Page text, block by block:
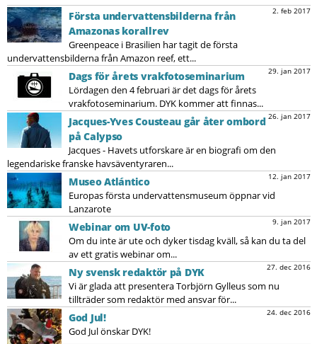
2. feb 2017
Första undervattensbilderna från
Amazonas korallrev
Greenpeace i Brasilien har tagit de första
undervattensbilderna från Amazon reef, ett...
29. jan 2017
Dags för årets vrakfotoseminarium
Lördagen den 4 februari är det dags för årets
vrakfotoseminarium. DYK kommer att finnas...
26. jan 2017
Jacques-Yves Cousteau går åter ombord
på Calypso
Jacques - Havets utforskare är en biografi om den
legendariske franske havsäventyraren...
12. jan 2017
Museo Atlántico
Europas första undervattensmuseum öppnar vid
Lanzarote
9. jan 2017
Webinar om UV-foto
Om du inte är ute och dyker tisdag kväll, så kan du ta del
av ett gratis webinar om...
27. dec 2016
Ny svensk redaktör på DYK
Vi är glada att presentera Torbjörn Gylleus som nu
tillträder som redaktör med ansvar för...
24. dec 2016
God Jul!
God Jul önskar DYK!